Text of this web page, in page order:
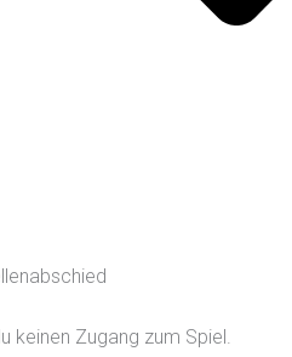
keinen Zugang zum Spiel.